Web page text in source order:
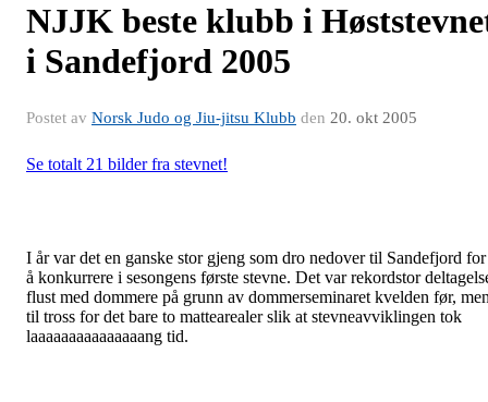
NJJK beste klubb i
i Sandefjord 2005
Postet av Norsk Judo og Jiu-jitsu Klubb den 20. okt 2005
Se totalt 21 bilder fra stevnet!
I år var det en ganske stor gjeng som dro nedover til Sandefjord for
å konkurrere i sesongens første stevne. Det var rekordstor
flust med dommere på grunn av dommerseminaret kvelden før,
til tross for det bare to mattearealer slik at stevneavviklingen tok
laaaaaaaaaaaaaaang tid.